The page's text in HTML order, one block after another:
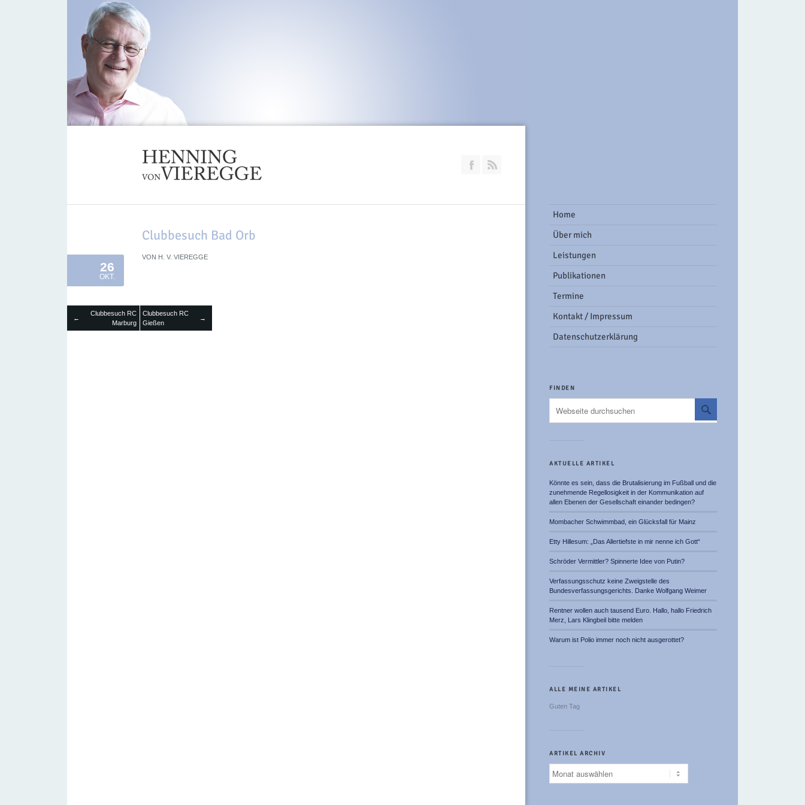
Join our Facebook Group
Clubbesuch Bad Orb
26
OKT.
VON H. V. VIEREGGE
←
Clubbesuch RC
Marburg
Clubbesuch RC
Gießen
→
Home
Über mich
Leistungen
Publikationen
Termine
Kontakt / Impressum
Datenschutzerklärung
FINDEN
AKTUELLE ARTIKEL
Könnte es sein, dass die Brutalisierung im Fußball und die
zunehmende Regellosigkeit in der Kommunikation auf
allen Ebenen der Gesellschaft einander bedingen?
Mombacher Schwimmbad, ein Glücksfall für Mainz
Etty Hillesum: „Das Allertiefste in mir nenne ich Gott“
Schröder Vermittler? Spinnerte Idee von Putin?
Verfassungsschutz keine Zweigstelle des
Bundesverfassungsgerichts. Danke Wolfgang Weimer
Rentner wollen auch tausend Euro. Hallo, hallo Friedrich
Merz, Lars Klingbeil bitte melden
Warum ist Polio immer noch nicht ausgerottet?
ALLE MEINE ARTIKEL
Guten Tag
ARTIKEL ARCHIV
Artikel
Archiv